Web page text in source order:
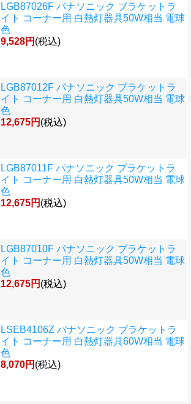
LGB87026F パナソニック ブラケットラ
イト コーナー用 白熱灯器具50W相当 電球
色
9,528円 (税込)
LGB87012F パナソニック ブラケットラ
イト コーナー用 白熱灯器具50W相当 電球
色
12,675円 (税込)
LGB87011F パナソニック ブラケットラ
イト コーナー用 白熱灯器具50W相当 電球
色
12,675円 (税込)
LGB87010F パナソニック ブラケットラ
イト コーナー用 白熱灯器具50W相当 電球
色
12,675円 (税込)
LSEB4106Z パナソニック ブラケットラ
イト コーナー用 白熱灯器具60W相当 電球
色
8,070円 (税込)